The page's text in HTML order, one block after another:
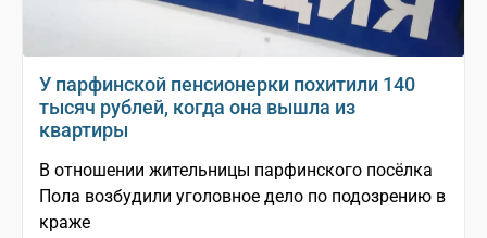
У парфинской пенсионерки похитили 140
тысяч рублей, когда она вышла из
квартиры
В отношении жительницы парфинского посёлка
Пола возбудили уголовное дело по подозрению в
краже